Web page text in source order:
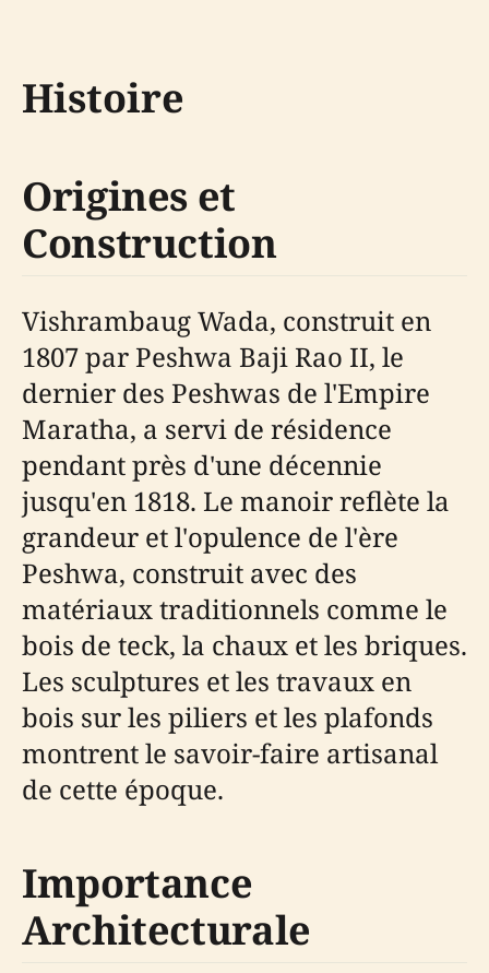
Histoire
Origines et
Construction
Vishrambaug Wada, construit en
1807 par Peshwa Baji Rao II, le
dernier des Peshwas de l'Empire
Maratha, a servi de résidence
pendant près d'une décennie
jusqu'en 1818. Le manoir reflète la
grandeur et l'opulence de l'ère
Peshwa, construit avec des
matériaux traditionnels comme le
bois de teck, la chaux et les briques.
Les sculptures et les travaux en
bois sur les piliers et les plafonds
montrent le savoir-faire artisanal
de cette époque.
Importance
Architecturale